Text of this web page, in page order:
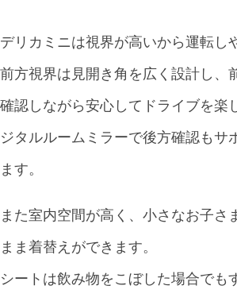
デリカミニは視界が高いから運転し
前方視界は見開き角を広く設計し、
確認しながら安心してドライブを楽
ジタルルームミラーで後方確認もサ
ます。
また室内空間が高く、小さなお子さ
まま着替えができます。
シートは飲み物をこぼした場合でも